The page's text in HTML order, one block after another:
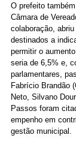
O prefeito
Câmara de
colaboração,
destinados a
permitir o
seria de 6,5% e,
parlamentares,
Fabrício Brandão
Neto, Silvano
Passos foram
empenho em
gestão municipal.